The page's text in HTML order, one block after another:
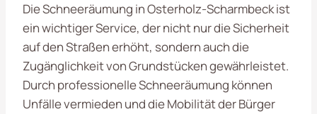
Die Schneeräumung in Osterholz-Scharmbeck ist
ein wichtiger Service, der nicht nur die Sicherheit
auf den Straßen erhöht, sondern auch die
Zugänglichkeit von Grundstücken gewährleistet.
Durch professionelle Schneeräumung können
Unfälle vermieden und die Mobilität der Bürger